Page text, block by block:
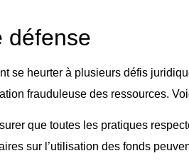
défense
se heurter à plusieurs défis
frauduleuse des ressources.
que toutes les pratiques
sur l’utilisation des fonds